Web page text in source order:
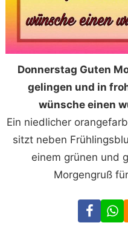
Donnerstag Guten
gelingen und in
wünsche einen
Ein niedlicher
sitzt neben
einem grünen und
Morgengruß